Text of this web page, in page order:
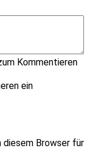
Kommentieren
ein
diesem Browser für